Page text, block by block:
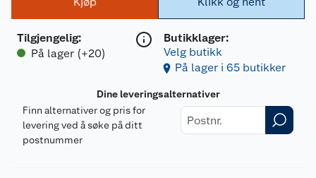
Tilgjengelig:
På lager (+20)
Butikklager:
Velg butikk
På lager i 65 butikker
Dine leveringsalternativer
Finn alternativer og pris for
levering ved å søke på ditt
postnummer